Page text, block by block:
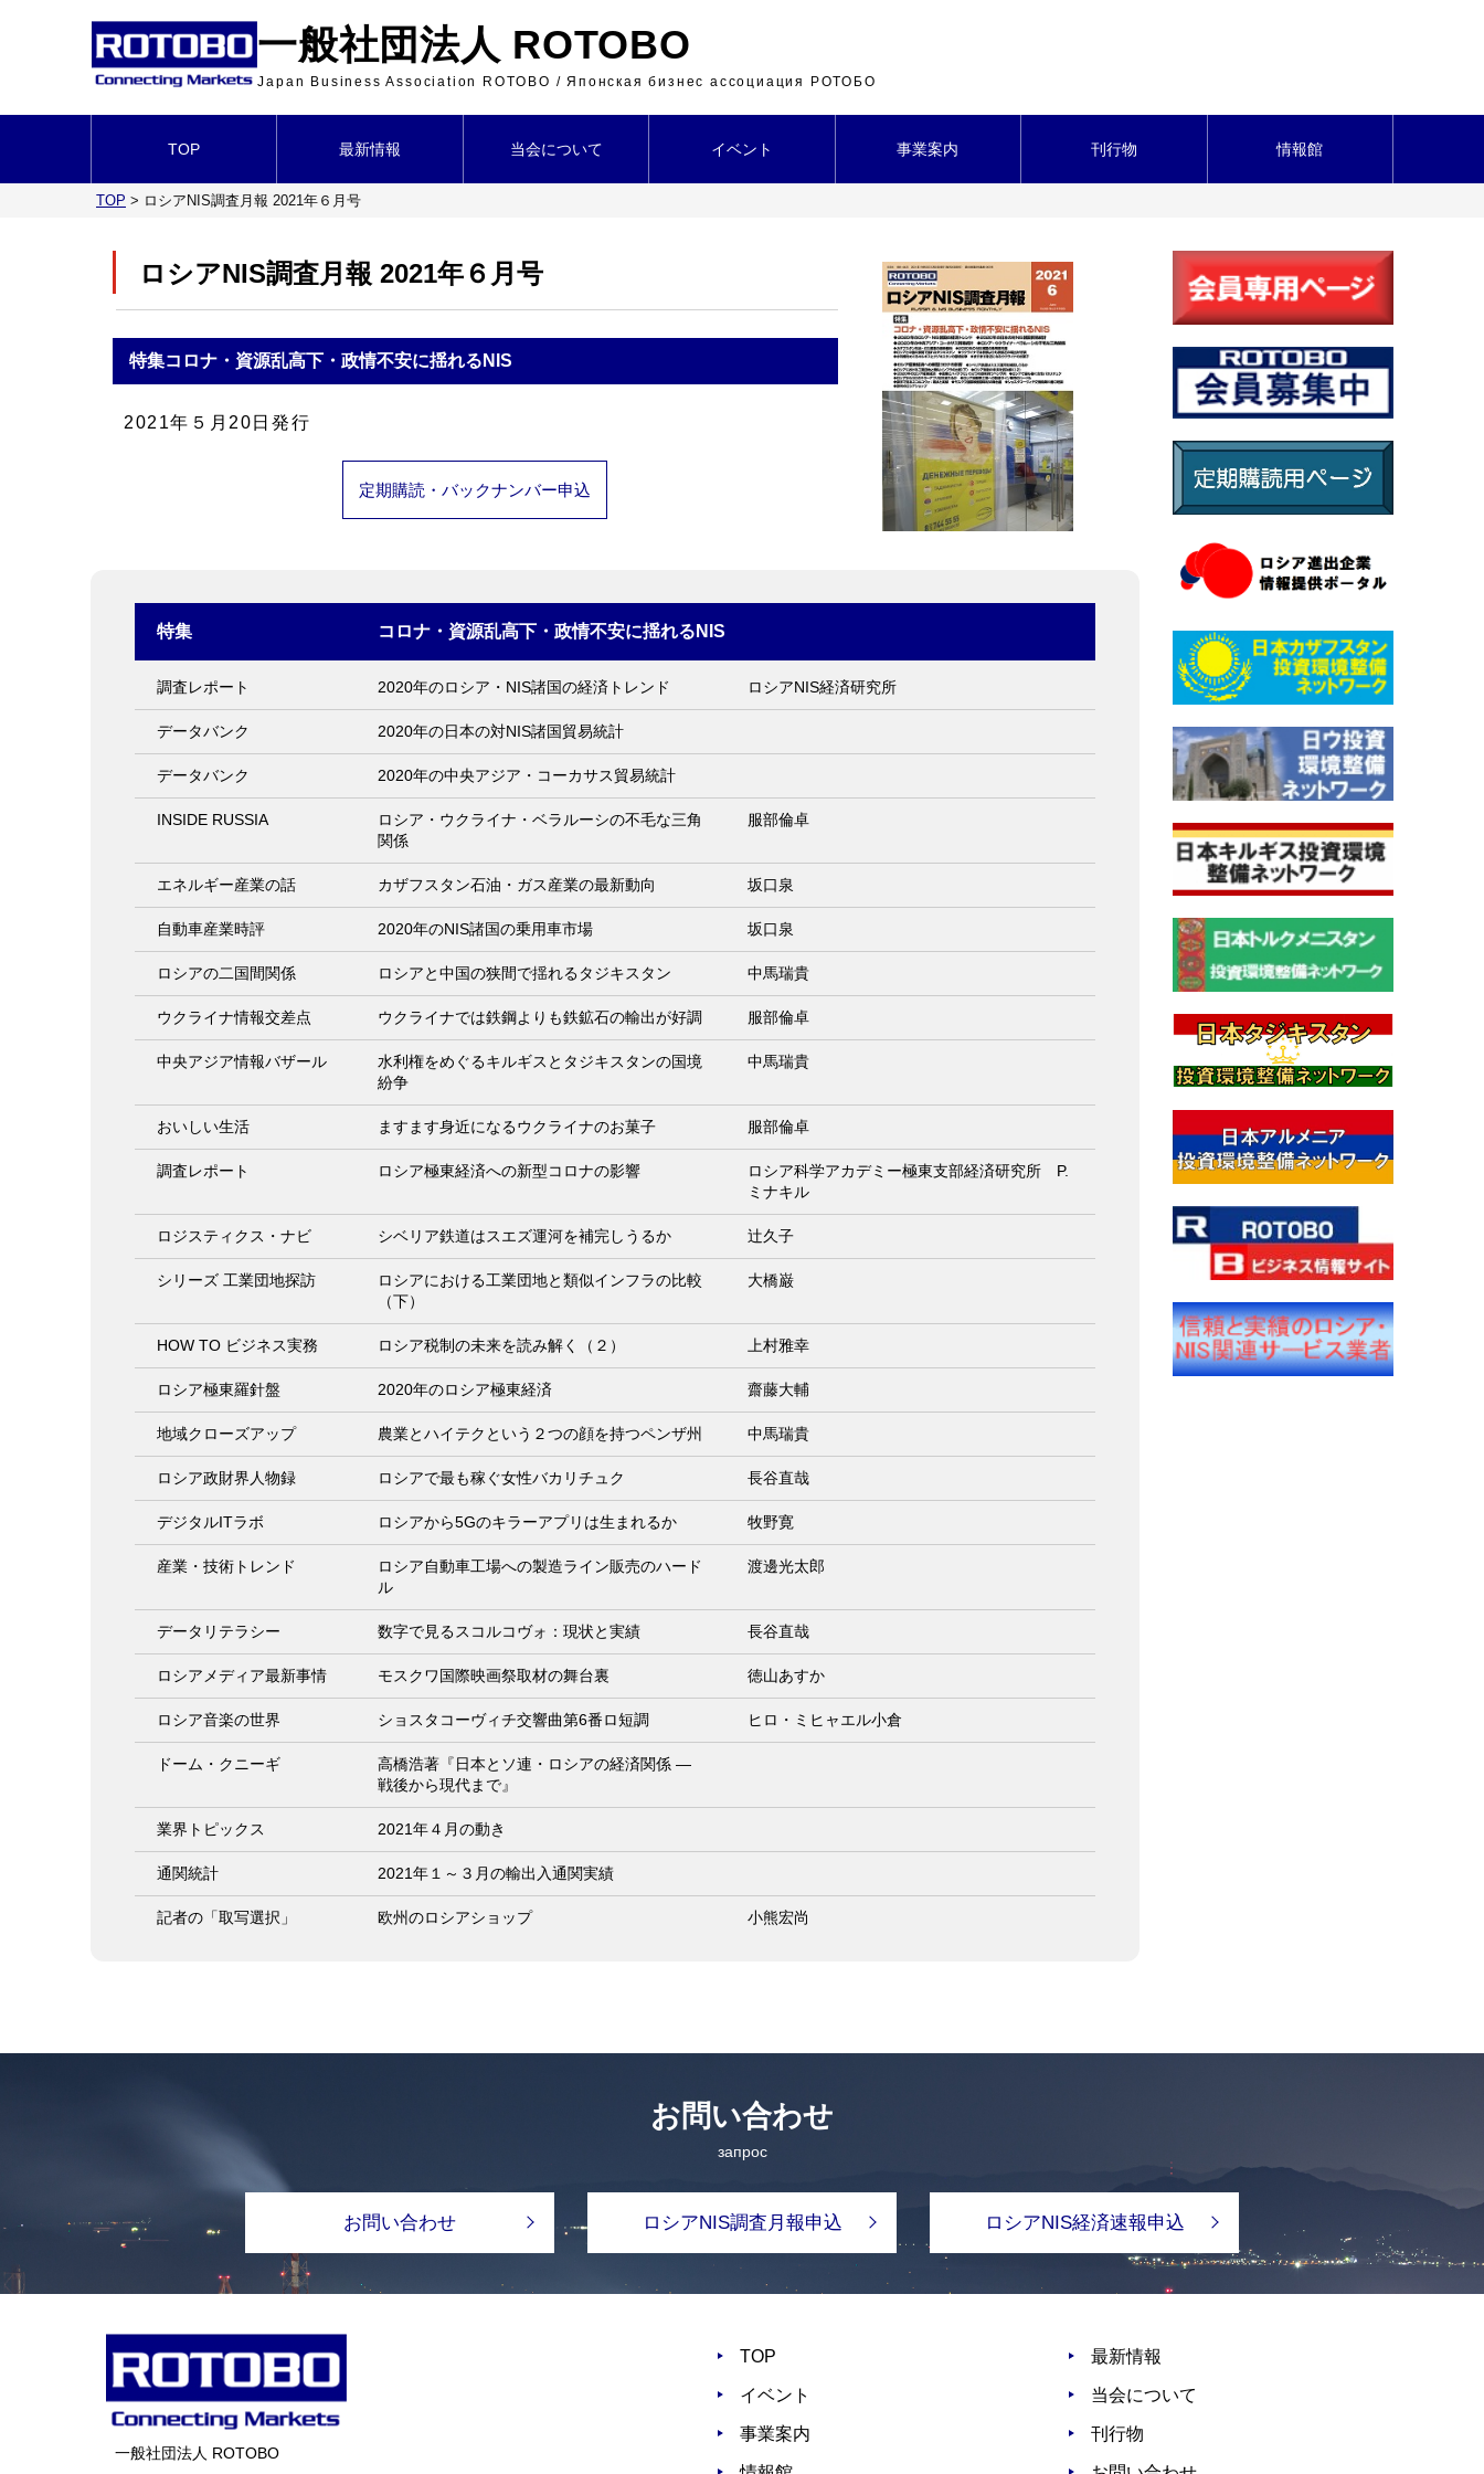
一般社団法人 ROTOBO
Japan Business Association ROTOBO / Японская бизнес ассоциация РОТОБО
TOP 最新情報 当会について イベント 事業案内 刊行物 情報館
TOP > ロシアNIS調査月報 2021年６月号
ロシアNIS調査月報 2021年６月号
特集コロナ・資源乱高下・政情不安に揺れるNIS
2021年５月20日発行
定期購読・バックナンバー申込
特集 コロナ・資源乱高下・政情不安に揺れるNIS
調査レポート 2020年のロシア・NIS諸国の経済トレンド ロシアNIS経済研究所
データバンク 2020年の日本の対NIS諸国貿易統計
データバンク 2020年の中央アジア・コーカサス貿易統計
INSIDE RUSSIA
ロシア・ウクライナ・ベラルーシの不毛な三角
関係
服部倫卓
エネルギー産業の話 カザフスタン石油・ガス産業の最新動向 坂口泉
自動車産業時評 2020年のNIS諸国の乗用車市場 坂口泉
ロシアの二国間関係 ロシアと中国の狭間で揺れるタジキスタン 中馬瑞貴
ウクライナ情報交差点 ウクライナでは鉄鋼よりも鉄鉱石の輸出が好調 服部倫卓
中央アジア情報バザール
水利権をめぐるキルギスとタジキスタンの国境
紛争
中馬瑞貴
おいしい生活 ますます身近になるウクライナのお菓子 服部倫卓
調査レポート ロシア極東経済への新型コロナの影響
ロシア科学アカデミー極東支部経済研究所 P.
ミナキル
ロジスティクス・ナビ シベリア鉄道はスエズ運河を補完しうるか 辻久子
シリーズ 工業団地探訪
ロシアにおける工業団地と類似インフラの比較
（下）
大橋巌
HOW TO ビジネス実務 ロシア税制の未来を読み解く（２） 上村雅幸
ロシア極東羅針盤 2020年のロシア極東経済 齋藤大輔
地域クローズアップ 農業とハイテクという２つの顔を持つペンザ州 中馬瑞貴
ロシア政財界人物録 ロシアで最も稼ぐ女性バカリチュク 長谷直哉
デジタルITラボ ロシアから5Gのキラーアプリは生まれるか 牧野寛
産業・技術トレンド
ロシア自動車工場への製造ライン販売のハード
ル
渡邊光太郎
データリテラシー 数字で見るスコルコヴォ：現状と実績 長谷直哉
ロシアメディア最新事情 モスクワ国際映画祭取材の舞台裏 徳山あすか
ロシア音楽の世界 ショスタコーヴィチ交響曲第6番ロ短調 ヒロ・ミヒャエル小倉
ドーム・クニーギ
高橋浩著『日本とソ連・ロシアの経済関係 ―
戦後から現代まで』
業界トピックス 2021年４月の動き
通関統計 2021年１～３月の輸出入通関実績
記者の「取写選択」 欧州のロシアショップ 小熊宏尚
お問い合わせ
запрос
お問い合わせ ロシアNIS調査月報申込 ロシアNIS経済速報申込
一般社団法人 ROTOBO
TOP 最新情報
イベント 当会について
事業案内 刊行物